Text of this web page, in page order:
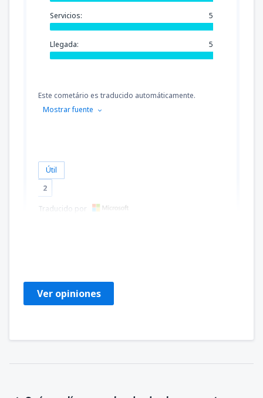
Servicios: 5
Llegada: 5
Este cometário es traducido automáticamente.
Mostrar fuente
Útil
2
Traducido por
Ver opiniones